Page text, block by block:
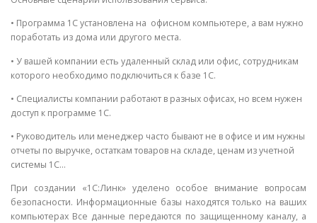
• Программа 1С установлена на офисном компьютере, а вам нужно
поработать из дома или другого места.
• У вашей компании есть удаленный склад или офис, сотрудникам
которого необходимо подключиться к базе 1С.
• Специалисты компании работают в разных офисах, но всем нужен
доступ к программе 1С.
• Руководитель или менеджер часто бывают не в офисе и им нужны
отчеты по выручке, остаткам товаров на складе, ценам из учетной
системы 1С…
При создании «1С:Линк» уделено особое внимание вопросам
безопасности. Информационные базы находятся только на ваших
компьютерах Все данные передаются по защищенному каналу, а